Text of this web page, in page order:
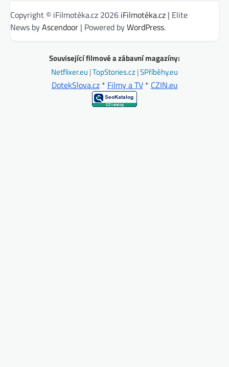
Copyright © iFilmotéka.cz 2026 iFilmotéka.cz | Elite
News byAscendoor | Powered byWordPress.
Související filmové a zábavní magazíny:
Netflixer.eu |TopStories.cz|SPříběhy.eu
DotekSlova.cz* Filmy a TV* CZIN.eu